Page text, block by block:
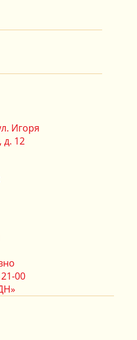
Игоря
12
00